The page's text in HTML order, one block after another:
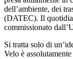
dell’ambiente, dei
(DATEC). Il
commissionato
Si tratta solo di
Velo è